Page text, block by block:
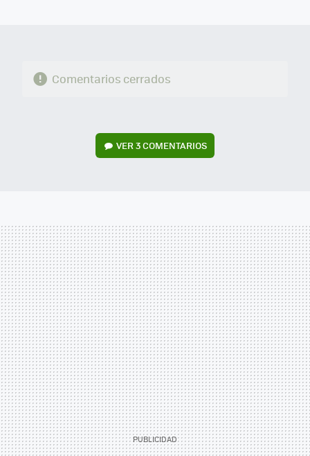
Comentarios cerrados
VER3 COMENTARIOS